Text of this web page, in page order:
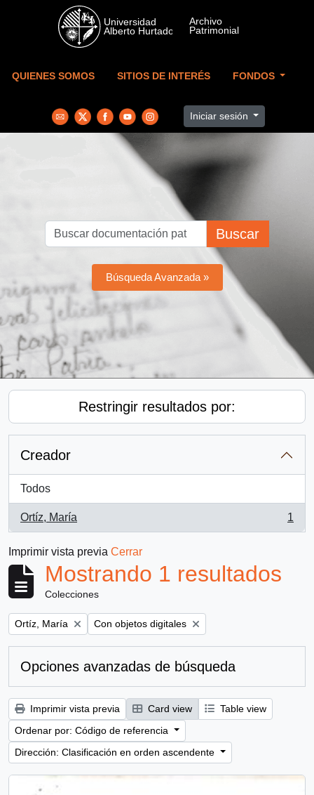
Skip to main content
QUIENES SOMOS SITIOS DE INTERÉS FONDOS
Iniciar sesión
Buscar
Búsqueda Avanzada »
Restringir resultados por:
Creador
Todos
Ortíz, María
, 1 resultados
1
Imprimir vista previa Cerrar
Mostrando 1 resultados
Colecciones
Remove filter:
Ortíz, María Remove filter:
Con objetos digitales
Opciones avanzadas de búsqueda
Imprimir vista previa Card view
Table view
Ordenar por: Código de referencia
Dirección: Clasificación en orden ascendente